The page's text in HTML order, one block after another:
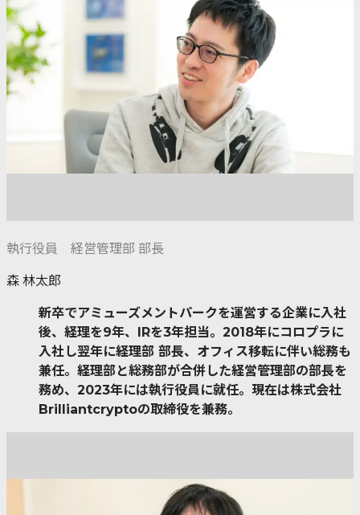
執行役員 経営管理部 部長
森 林太郎
新卒でアミューズメントパークを運営する企業に入社
後、経理を9年、IRを3年担当。2018年にコロプラに
入社し翌年に経理部 部長、オフィス移転に伴い総務も
兼任。経理部と総務部が合併した経営管理部の部長を
務め、2023年には執行役員に就任。現在は株式会社
Brilliantcryptoの取締役を兼務。